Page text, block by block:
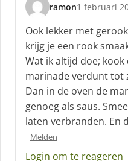
ramon
s
c
h
r
e
e
f
1 februari
Ook lekker met
krijg je een rook
Wat ik altijd doe;
marinade verdunt tot
Dan in de oven de
genoeg als saus.
laten verbranden. En
Melden
Login om te reageren